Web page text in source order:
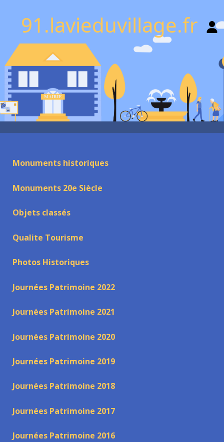
91.lavieduvillage.fr
Monuments historiques
Monuments 20e Siècle
Objets classés
Qualite Tourisme
Photos Historiques
Journées Patrimoine 2022
Journées Patrimoine 2021
Journées Patrimoine 2020
Journées Patrimoine 2019
Journées Patrimoine 2018
Journées Patrimoine 2017
Journées Patrimoine 2016